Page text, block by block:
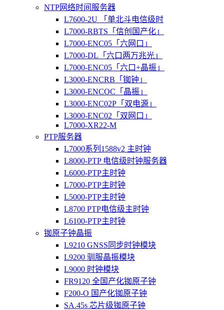
NTP网络时间服务器
L7600-2U 「单北斗电信级时
L7000-RBTS「信创国产化」
L7000-ENC05「六网口」
L7000-DL「六口两万兆光」
L7000-ENC05「六口+晶振」
L3000-ENCRB「铷钟」
L3000-ENCOC「晶振」
L3000-ENC02P「双电源」
L3000-ENC02「双网口」
L7000-XR22-M
PTP服务器
L7000系列1588v2 主时钟
L8000-PTP 电信级时钟服务器
L6000-PTP主时钟
L7000-PTP主时钟
L5000-PTP主时钟
L8700 PTP电信级主时钟
L6100-PTP主时钟
铷原子钟晶振
L9210 GNSS同步时钟模块
L9200 驯服晶振模块
L9000 时钟模块
FR9120 全国产化铷原子钟
F200-O 国产化铷原子钟
SA.45s 芯片级铷原子钟